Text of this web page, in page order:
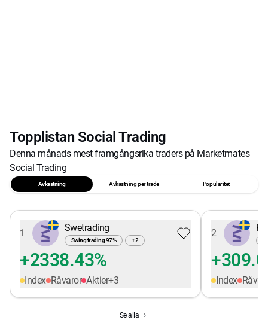
Topplistan Social Trading
Denna månads mest framgångsrika traders på Marketmates
Social Trading
Avkastning Avkastning per trade Popularitet
1 Swetrading
Swing trading97% +2
+2338.43%
Index Råvaror Aktier+3
2
Index
Se alla